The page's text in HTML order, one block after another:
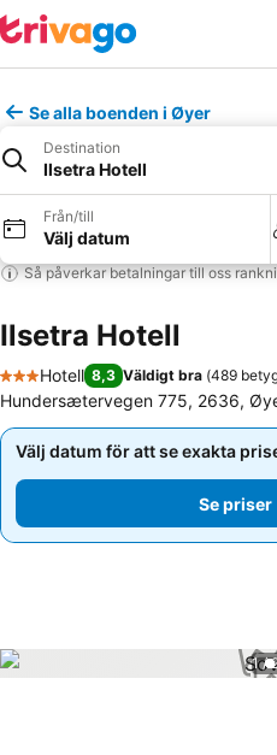
Se alla boenden i Øyer
Destination
Ilsetra Hotell
Från/till
Välj datum
Så påverkar betalningar till oss
Ilsetra Hotell
3 Stjärnor
Hotell 8,3 Väldigt bra (489
Hundersætervegen 775, 2636,
Välj datum för att se exakta
Se
Välj datum för att se exakta
Se priser
1 /